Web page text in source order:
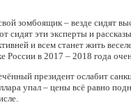
зомбоящик – везде сидят
сидят эти эксперты и
и всем станет жить
России в 2017 – 2018 года
президент ослабит
упал – цены всё равно